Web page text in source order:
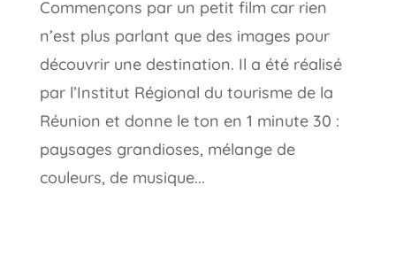
Commençons par un petit film car rien
n’est plus parlant que des images pour
découvrir une destination. Il a été réalisé
par l’Institut Régional du tourisme de la
Réunion et donne le ton en 1 minute 30 :
paysages grandioses, mélange de
couleurs, de musique...